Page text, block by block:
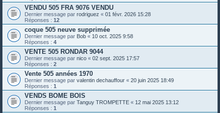
VENDU 505 FRA 9076 VENDU
Dernier message par rodriguez « 01 févr. 2026 15:28
Réponses : 12
coque 505 neuve supprimée
Dernier message par Bob « 10 oct. 2025 9:58
Réponses : 4
VENTE 505 RONDAR 9044
Dernier message par nico « 02 sept. 2025 17:57
Réponses : 2
Vente 505 années 1970
Dernier message par valentin dechauffour « 20 juin 2025 18:49
Réponses : 1
VENDS BOME BOIS
Dernier message par Tanguy TROMPETTE « 12 mai 2025 13:12
Réponses : 1